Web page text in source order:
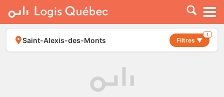
À LOUER
À VENDRE
PLACER UNE ANNONCE
Saint-Alexis-des-Monts Filtres ▼
1